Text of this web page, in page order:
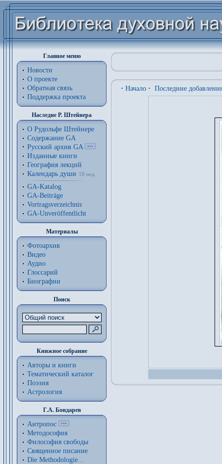
Главное меню
Новости
О проекте
Обратная связь
Поддержка проекта
Наследие Р. Штейнера
О Рудольфе Штейнере
Содержание GA
Русский архив GA
Изданные книги
География лекций
Календарь души
18 нед.
GA-Katalog
GA-Beiträge
Vortragsverzeichnis
GA-Unveröffentlicht
Материалы
Фотоархив
Видео
Аудио
Глоссарий
Биографии
Поиск
Книжное собрание
Авторы и книги
Тематический каталог
Поэзия
Астрология
Г.А. Бондарев
Антропос
Методософия
Философия cвободы
Священное писание
Die Methodologie...
· Начало · Последние